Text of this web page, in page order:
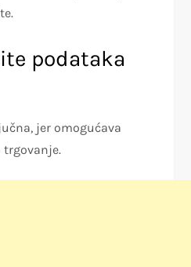
podataka
jer omogućava
trgovanje.